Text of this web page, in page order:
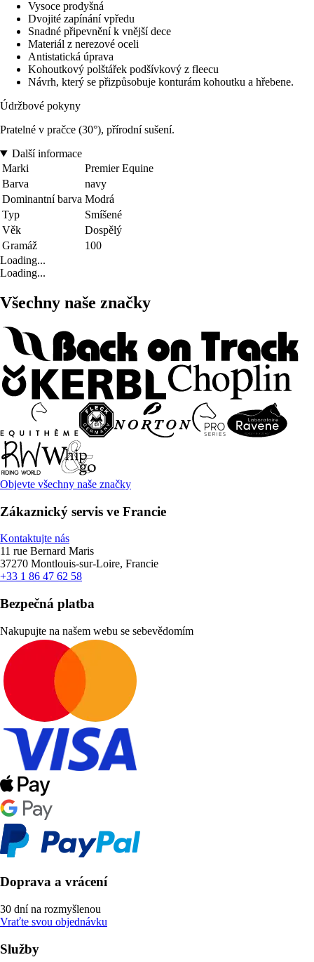
Vysoce prodyšná
Dvojité zapínání vpředu
Snadné připevnění k vnější dece
Materiál z nerezové oceli
Antistatická úprava
Kohoutkový polštářek podšívkový z fleecu
Návrh, který se přizpůsobuje konturám kohoutku a hřebene.
Údržbové pokyny
Pratelné v pračce (30°), přírodní sušení.
Další informace
Marki
Premier Equine
Barva
navy
Dominantní barva Modrá
Typ
Smíšené
Věk
Dospělý
Gramáž
100
Loading...
Loading...
Všechny naše značky
Objevte všechny naše značky
Zákaznický servis ve Francie
Kontaktujte nás
11 rue Bernard Maris
37270 Montlouis-sur-Loire, Francie
+33 1 86 47 62 58
Bezpečná platba
Nakupujte na našem webu se sebevědomím
Doprava a vrácení
30 dní na rozmyšlenou
Vraťte svou objednávku
Služby